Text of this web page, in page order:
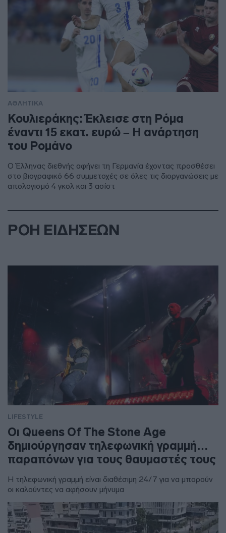
ΑΘΛΗΤΙΚΑ
Κουλιεράκης: Έκλεισε στη Ρόμα
έναντι 15 εκατ. ευρώ – Η ανάρτηση
του Ρομάνο
Ο Έλληνας διεθνής αφήνει τη Γερμανία έχοντας προσθέσει
στο βιογραφικό 66 συμμετοχές σε όλες τις διοργανώσεις με
απολογισμό 4 γκολ και 3 ασίστ
ΡΟΗ ΕΙΔΗΣΕΩΝ
LIFESTYLE
Οι Queens Of The Stone Age
δημιούργησαν τηλεφωνική γραμμή…
παραπόνων για τους θαυμαστές τους
Η τηλεφωνική γραμμή είναι διαθέσιμη 24/7 για να μπορούν
οι καλούντες να αφήσουν μήνυμα